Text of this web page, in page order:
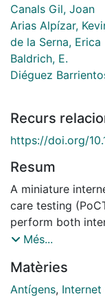
Canals Gil, Joan
Arias Alpízar,
de la Serna, Erica
Baldrich, E.
Diéguez
Recurs
https://doi.org/
Resum
A miniature
care testing
perform both
measurements of
for performing
settings,
Més...
Matèries
Antígens, Internet